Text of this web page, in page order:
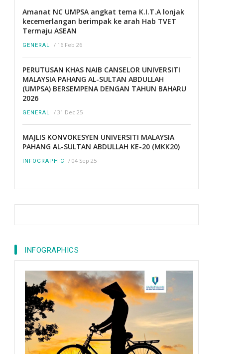
Amanat NC UMPSA angkat tema K.I.T.A lonjak
kecemerlangan berimpak ke arah Hab TVET
Termaju ASEAN
GENERAL / 16 Feb 26
PERUTUSAN KHAS NAIB CANSELOR UNIVERSITI
MALAYSIA PAHANG AL-SULTAN ABDULLAH
(UMPSA) BERSEMPENA DENGAN TAHUN BAHARU
2026
GENERAL / 31 Dec 25
MAJLIS KONVOKESYEN UNIVERSITI MALAYSIA
PAHANG AL-SULTAN ABDULLAH KE-20 (MKK20)
INFOGRAPHIC / 04 Sep 25
INFOGRAPHICS